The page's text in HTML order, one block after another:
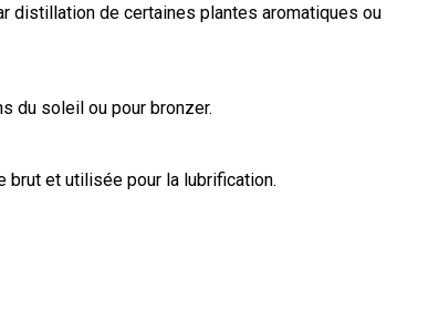
distillation de certaines plantes aromatiques ou
du soleil ou pour bronzer.
brut et utilisée pour la lubrification.